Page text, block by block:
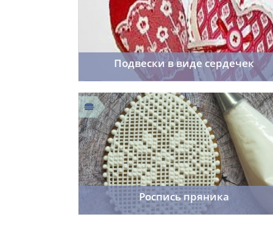
Подвески в виде сердечек
28.11.2014
Роспись пряника